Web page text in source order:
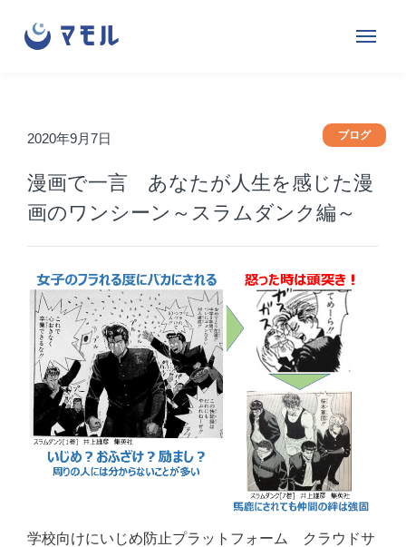
株
マ
ル
サ
メ
ュ
ー
メ
ー
を
閉
る
2020年9月7日
漫画で一言 あなたが人生を感じた漫
画のワンシーン～スラムダンク編～
学校向けにいじめ防止プラットフォーム クラウドサ
ブログ